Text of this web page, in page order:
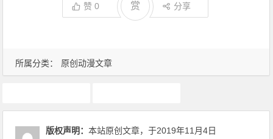
所属分类： 原创动漫文章
赞0 赏 分享
版权声明：本站原创文章，于2019年11月4日